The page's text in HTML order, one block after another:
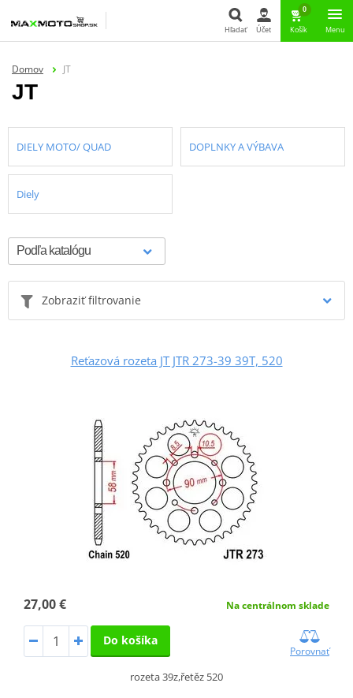
Hľadať Účet
0
Košík Menu
Domov JT
JT
DIELY MOTO/ QUAD DOPLNKY A VÝBAVA
Diely
Zobraziť filtrovanie
Reťazová rozeta JT JTR 273-39 39T, 520
27,00 € Na centrálnom sklade
Do košíka
Porovnať
rozeta 39z,řetěz 520